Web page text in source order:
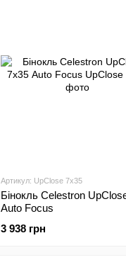
Артикул: UpClose 7х35
Бінокль Celestron
Auto Focus
3 938 грн